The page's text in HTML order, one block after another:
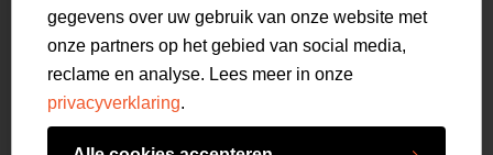
Sweatpants
Broeken
Short sweatpants
Shorts
Schoenen
gegevens over uw gebruik van onze website met
onze partners op het gebied van social media,
reclame en analyse. Lees meer in onze
privacyverklaring.